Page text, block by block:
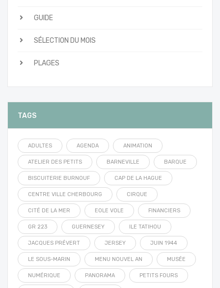
GUIDE
SÉLECTION DU MOIS
PLAGES
TAGS
ADULTES AGENDA ANIMATION
ATELIER DES PETITS BARNEVILLE BARQUE
BISCUITERIE BURNOUF CAP DE LA HAGUE
CENTRE VILLE CHERBOURG CIRQUE
CITÉ DE LA MER EOLE VOLE FINANCIERS
GR 223 GUERNESEY ILE TATIHOU
JACQUES PRÉVERT JERSEY JUIN 1944
LE SOUS-MARIN MENU NOUVEL AN MUSÉE
NUMÉRIQUE PANORAMA PETITS FOURS